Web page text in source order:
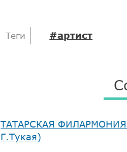
Теги #артист
​ТАТАРСКАЯ ФИЛАРМОНИЯ
Г.Тукая)